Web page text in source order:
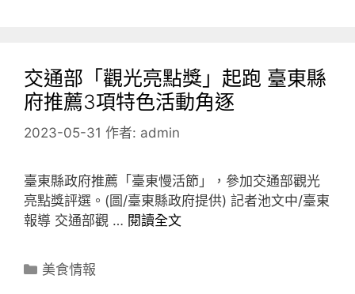
交通部「觀光亮點獎」起跑 臺東縣
府推薦3項特色活動角逐
2023-05-31 作者: admin
臺東縣政府推薦「臺東慢活節」，參加交通部觀光
亮點獎評選。(圖/臺東縣政府提供) 記者池文中/臺東
報導 交通部觀 … 閱讀全文
分
美食情報